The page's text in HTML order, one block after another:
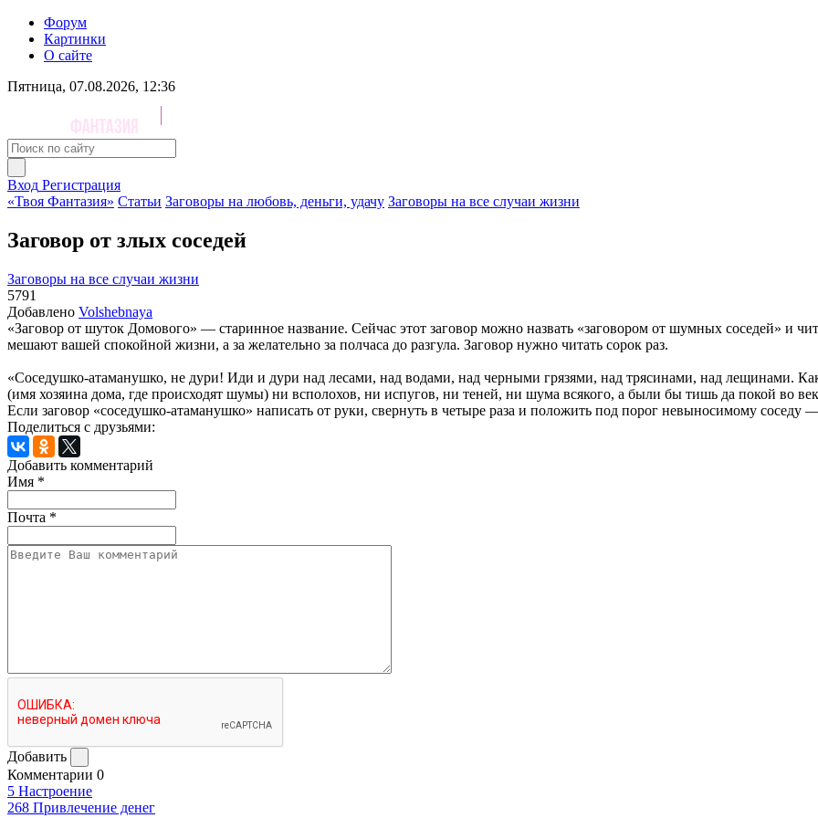
Форум
Картинки
О сайте
Пятница, 07.08.2026, 12:36
Вход Регистрация
«Твоя Фантазия» Статьи Заговоры на любовь, деньги, удачу Заговоры на все случаи жизни
Заговор от злых соседей
Заговоры на все случаи жизни
5791
Добавлено Volshebnaya
«Заговор от шуток Домового» — старинное название. Сейчас этот заговор можно назвать «заговором от шумных соседей» и
мешают вашей спокойной жизни, а за желательно за полчаса до разгула. Заговор нужно читать сорок раз.
«Соседушко-атаманушко, не дури! Иди и дури над лесами, над водами, над черными грязями, над трясинами, над лещинами.
(имя хозяина дома, где происходят шумы) ни всполохов, ни испугов, ни теней, ни шума всякого, а были бы тишь да покой во
Если заговор «соседушко-атаманушко» написать от руки, свернуть в четыре раза и положить под порог невыносимому соседу
Поделиться с друзьями:
Добавить комментарий
Имя *
Почта *
Добавить
Комментарии 0
5 Настроение
268 Привлечение денег